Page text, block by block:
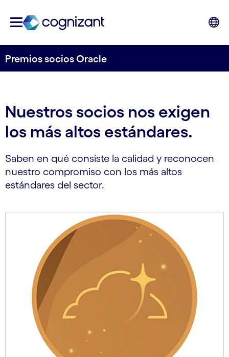
Premios socios Oracle
Nuestros socios nos exigen
los más altos estándares.
Saben en qué consiste la calidad y reconocen
nuestro compromiso con los más altos
estándares del sector.